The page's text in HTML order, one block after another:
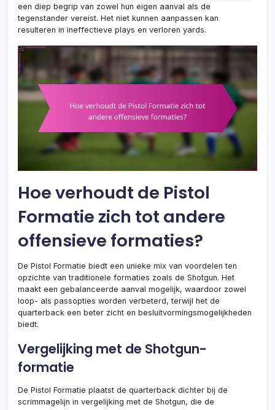
een diep begrip van zowel hun eigen aanval als de
tegenstander vereist. Het niet kunnen aanpassen kan
resulteren in ineffectieve plays en verloren yards.
Hoe verhoudt de Pistol
Formatie zich tot andere
offensieve formaties?
De Pistol Formatie biedt een unieke mix van voordelen ten
opzichte van traditionele formaties zoals de Shotgun. Het
maakt een gebalanceerde aanval mogelijk, waardoor zowel
loop- als passopties worden verbeterd, terwijl het de
quarterback een beter zicht en besluitvormingsmogelijkheden
biedt.
Vergelijking met de Shotgun-
formatie
De Pistol Formatie plaatst de quarterback dichter bij de
scrimmagelijn in vergelijking met de Shotgun, die de